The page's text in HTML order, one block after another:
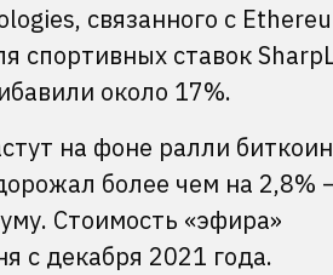
связанного с
спортивных ставок
около 17%.
на фоне ралли
более чем на 2,8%
Стоимость «эфира»
с декабря 2021 года.